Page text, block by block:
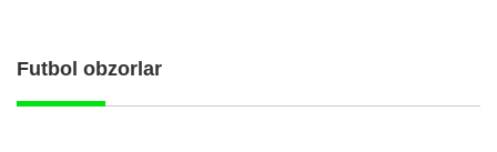
Futbol obzorlar